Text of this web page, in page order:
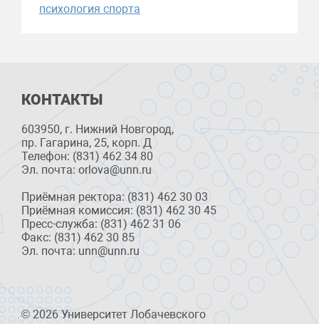
психология спорта
КОНТАКТЫ
603950, г. Нижний Новгород,
пр. Гагарина, 25, корп. Д
Телефон: (831) 462 34 80
Эл. почта: orlova@unn.ru
Приёмная ректора: (831) 462 30 03
Приёмная комиссия: (831) 462 30 45
Пресс-служба: (831) 462 31 06
Факс: (831) 462 30 85
Эл. почта: unn@unn.ru
© 2026 Университет Лобачевского